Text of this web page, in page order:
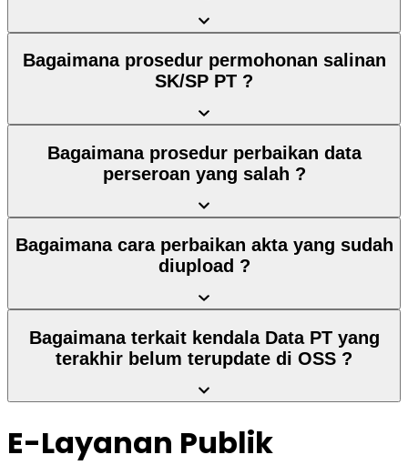
Bagaimana prosedur permohonan salinan
SK/SP PT ?
Bagaimana prosedur perbaikan data
perseroan yang salah ?
Bagaimana cara perbaikan akta yang sudah
diupload ?
Bagaimana terkait kendala Data PT yang
terakhir belum terupdate di OSS ?
E-Layanan Publik